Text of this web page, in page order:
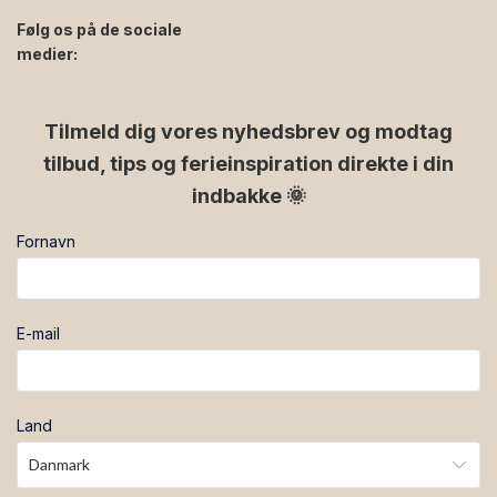
Følg os på de sociale
medier:
Tilmeld dig vores nyhedsbrev og modtag
tilbud, tips og ferieinspiration direkte i din
indbakke 🌞
Fornavn
E-mail
Land